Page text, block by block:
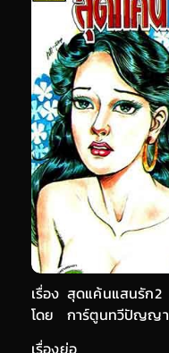
เรื่อง สุดแค้นแสนรัก2
การ์ตูนทวีปัญญา
โดย
เรื่องย่อ